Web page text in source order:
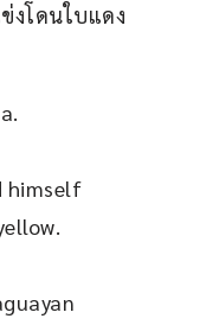
งโดนใบแดง
himself